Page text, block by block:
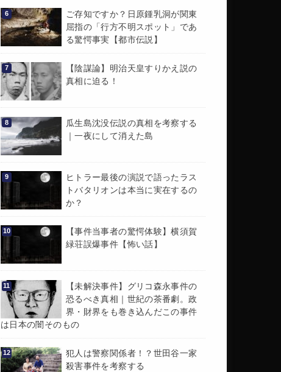
ご存知ですか？日原鍾乳洞が関東
屈指の「行方不明スポット」であ
る驚愕事実【都市伝説】
【陰謀論】明治天皇すりかえ説の
真相に迫る！
瓜生島沈没伝説の真相を考察する
｜一夜にして消えた島
ヒトラー最後の演説で語ったラス
トバタリオンは本当に実在するの
か？
【事件当事者の驚愕体験】横須賀
緑荘誤爆事件【怖い話】
【未解決事件】グリコ森永事件の
恐るべき真相｜世紀の茶番劇。政
界・財界をも巻き込んだこの事件
は日本の闇そのもの
犯人は警察関係者！？世田谷一家
殺害事件を考察する